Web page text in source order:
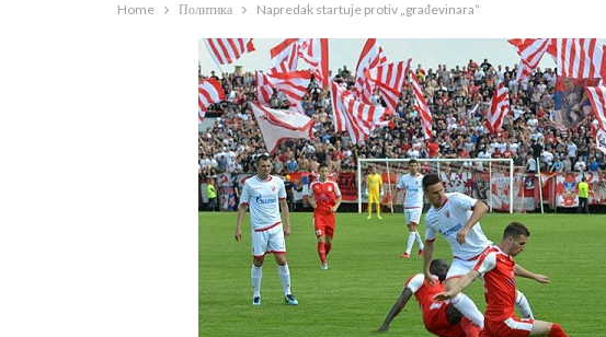
Home Политика Napredak startuje protiv „građevinara“